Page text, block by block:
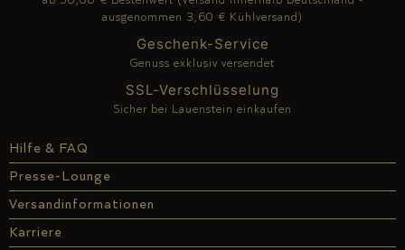
Hilfe & FAQ
Presse-Lounge
Versandinformationen
Karriere
ausgenommen 3,60 € Kühlversand)
Geschenk-Service
Genuss exklusiv versendet
SSL-Verschlüsselung
Sicher bei Lauenstein einkaufen